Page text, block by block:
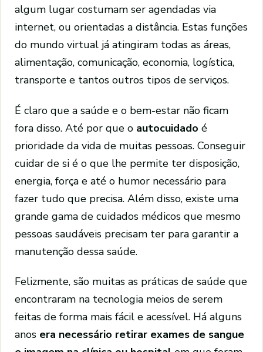
algum lugar costumam ser agendadas via
internet, ou orientadas a distância. Estas funções
do mundo virtual já atingiram todas as áreas,
alimentação, comunicação, economia, logística,
transporte e tantos outros tipos de serviços.
É claro que a saúde e o bem-estar não ficam
fora disso. Até por que o autocuidado é
prioridade da vida de muitas pessoas. Conseguir
cuidar de si é o que lhe permite ter disposição,
energia, força e até o humor necessário para
fazer tudo que precisa. Além disso, existe uma
grande gama de cuidados médicos que mesmo
pessoas saudáveis precisam ter para garantir a
manutenção dessa saúde.
Felizmente, são muitas as práticas de saúde que
encontraram na tecnologia meios de serem
feitas de forma mais fácil e acessível. Há alguns
anos era necessário retirar exames de sangue